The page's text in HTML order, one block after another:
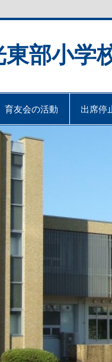
部小学
育友会の活動 出席停